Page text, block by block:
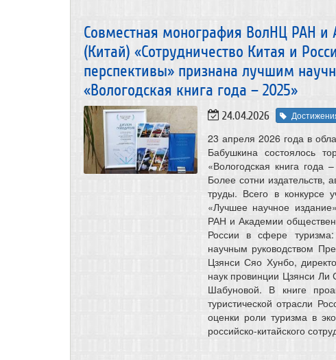
Совместная монография ВолНЦ РАН
(Китай) «Сотрудничество Китая и
перспективы» признана лучшим
«Вологодская книга года – 2025»
24.04.2026
23 апреля 2026 года в
Бабушкина состоялось
«Вологодская книга
Более сотни издательств,
труды. Всего в конкурсе
«Лучшее научное
РАН и Академии
России в сфере туризма:
научным руководством
Цзянси Сяо Хунбо,
наук провинции Цзянси
Шабуновой. В книге
туристической отрасли
оценки роли туризма в
российско-китайского